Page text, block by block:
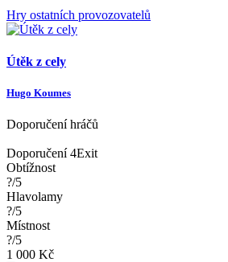
Hry ostatních provozovatelů
Útěk z cely
Hugo Koumes
Doporučení hráčů
Doporučení 4Exit
Obtížnost
?/5
Hlavolamy
?/5
Místnost
?/5
1 000 Kč